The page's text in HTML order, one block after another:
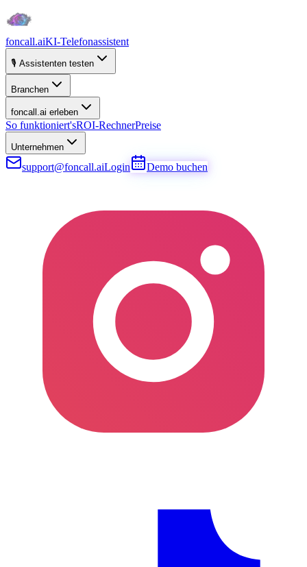
foncall.aiKI-Telefonassistent
🎙️ Assistenten testen
Branchen
foncall.ai erleben
So funktioniert'sROI-RechnerPreise
Unternehmen
support@foncall.aiLogin Demo buchen